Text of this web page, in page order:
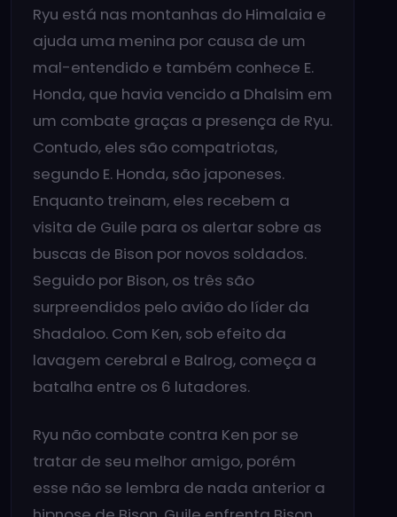
Ryu está nas montanhas do Himalaia e
ajuda uma menina por causa de um
mal-entendido e também conhece E.
Honda, que havia vencido a Dhalsim em
um combate graças a presença de Ryu.
Contudo, eles são compatriotas,
segundo E. Honda, são japoneses.
Enquanto treinam, eles recebem a
visita de Guile para os alertar sobre as
buscas de Bison por novos soldados.
Seguido por Bison, os três são
surpreendidos pelo avião do líder da
Shadaloo. Com Ken, sob efeito da
lavagem cerebral e Balrog, começa a
batalha entre os 6 lutadores.
Ryu não combate contra Ken por se
tratar de seu melhor amigo, porém
esse não se lembra de nada anterior a